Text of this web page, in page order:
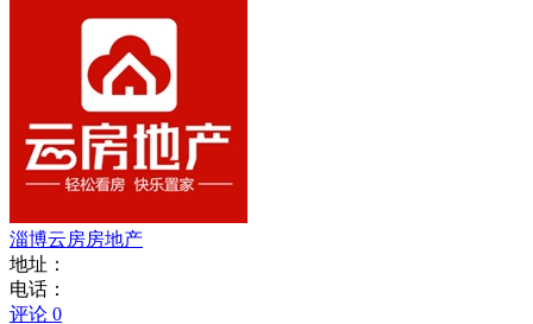
淄博云房房地产
地址：
电话：
评论 0